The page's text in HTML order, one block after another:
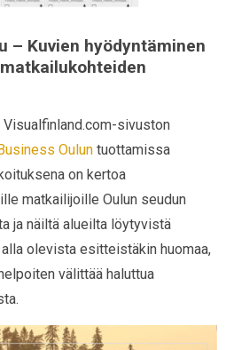
– Kuvien hyödyntäminen
sivuston
Oulun tuottamissa
on kertoa
matkailijoille Oulun seudun
ja näiltä alueilta löytyvistä
olevista esitteistäkin huomaa,
välittää haluttua